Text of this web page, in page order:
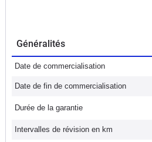
Généralités
Date de commercialisation
Date de fin de commercialisation
Durée de la garantie
Intervalles de révision en km